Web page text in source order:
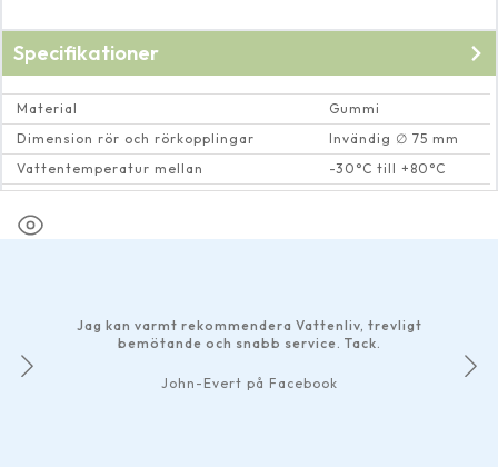
Specifikationer
Material
Gummi
Dimension rör och rörkopplingar
Invändig ∅ 75 mm
Vattentemperatur mellan
-30°C till +80°C
Jag kan varmt rekommendera Vattenliv, trevligt
bemötande och snabb service. Tack.
John-Evert på Facebook